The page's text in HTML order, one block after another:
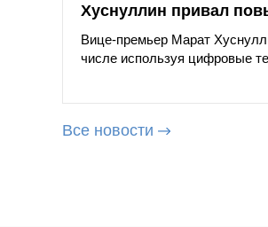
Хуснуллин привал
Вице-премьер Марат
числе используя цифровые
Все новости